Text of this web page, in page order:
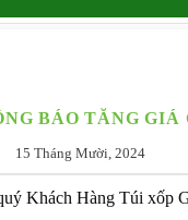
BÁO TĂNG GIÁ
15 Tháng Mười, 2024
Khách Hàng Túi xốp